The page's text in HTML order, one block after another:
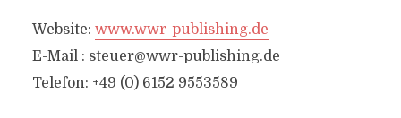
Website: www.wwr-publishing.de
E-Mail : steuer@wwr-publishing.de
Telefon: +49 (0) 6152 9553589